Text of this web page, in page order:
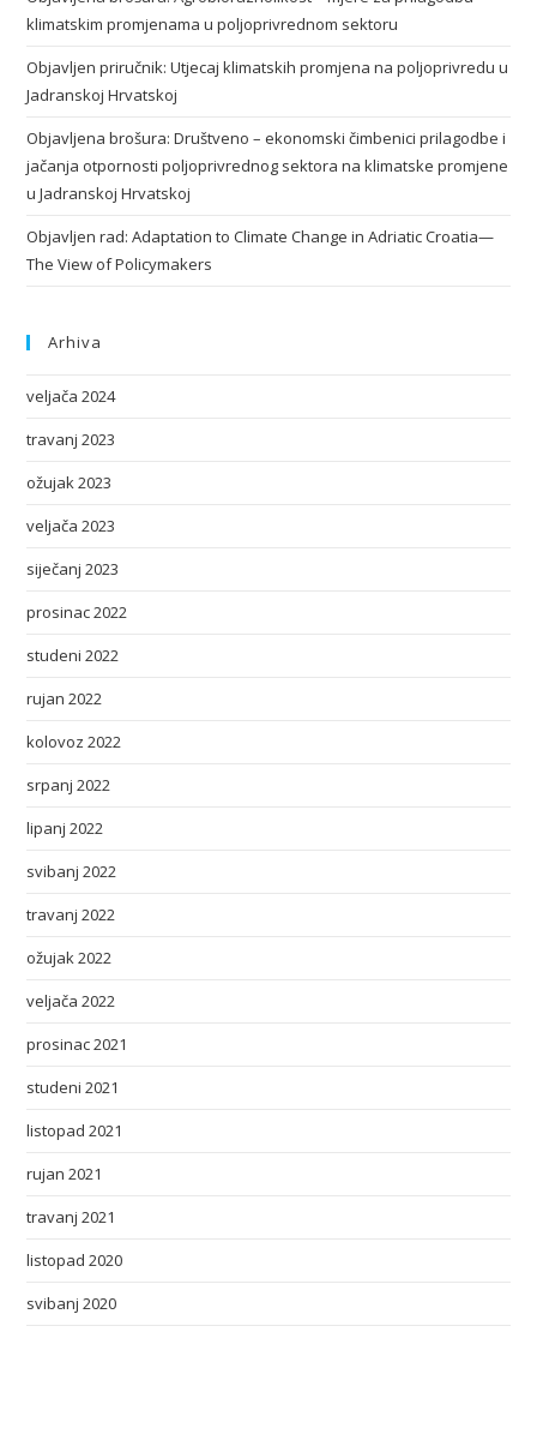
klimatskim promjenama u poljoprivrednom sektoru
Objavljen priručnik: Utjecaj klimatskih promjena na poljoprivredu u
Jadranskoj Hrvatskoj
Objavljena brošura: Društveno – ekonomski čimbenici prilagodbe i
jačanja otpornosti poljoprivrednog sektora na klimatske promjene
u Jadranskoj Hrvatskoj
Objavljen rad: Adaptation to Climate Change in Adriatic Croatia—
The View of Policymakers
Arhiva
veljača 2024
travanj 2023
ožujak 2023
veljača 2023
siječanj 2023
prosinac 2022
studeni 2022
rujan 2022
kolovoz 2022
srpanj 2022
lipanj 2022
svibanj 2022
travanj 2022
ožujak 2022
veljača 2022
prosinac 2021
studeni 2021
listopad 2021
rujan 2021
travanj 2021
listopad 2020
svibanj 2020